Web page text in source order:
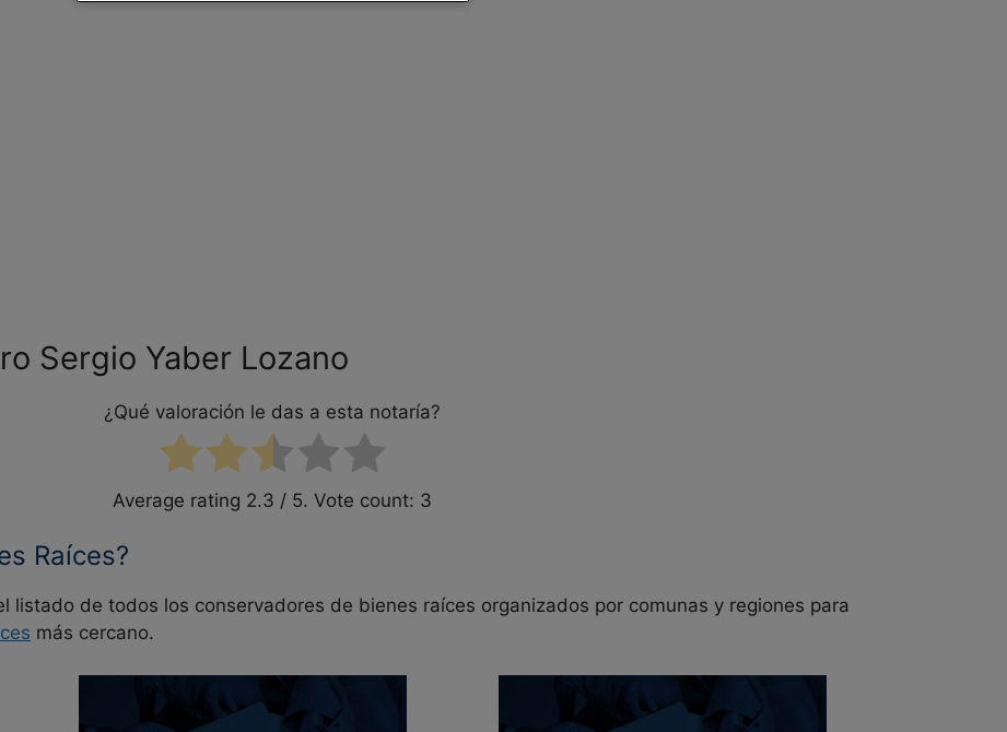
Sergio Yaber Lozano
¿Qué valoración le das a esta notaría?
Average rating 2.3 / 5. Vote count: 3
Raíces?
listado de todos los conservadores de bienes raíces organizados por comunas y regiones para
más cercano.